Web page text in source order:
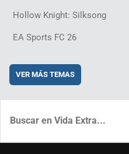
Hollow Knight: Silksong
EA Sports FC 26
VER MÁS TEMAS